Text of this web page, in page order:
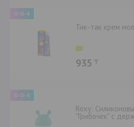
0-0-4
Тик-так крем
935 ₸
0-0-4
Roxy:
"Грибочек" с